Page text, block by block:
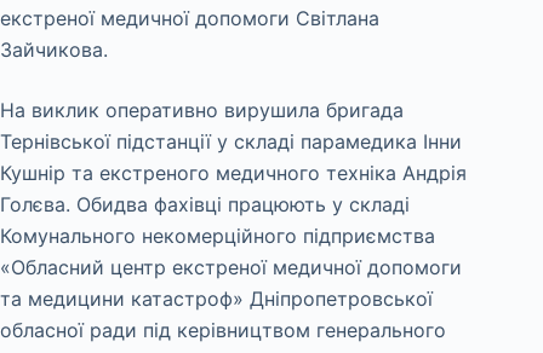
екстреної медичної допомоги Світлана
Зайчикова.
На виклик оперативно вирушила бригада
Тернівської підстанції у складі парамедика Інни
Кушнір та екстреного медичного техніка Андрія
Голєва. Обидва фахівці працюють у складі
Комунального некомерційного підприємства
«Обласний центр екстреної медичної допомоги
та медицини катастроф» Дніпропетровської
обласної ради під керівництвом генерального